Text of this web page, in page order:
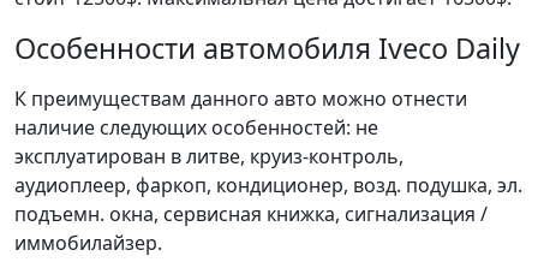
Особенности автомобиля Iveco Daily
К преимуществам данного авто можно отнести
наличие следующих особенностей: не
эксплуатирован в литве, круиз-контроль,
аудиоплеер, фаркоп, кондиционер, возд. подушка, эл.
подъемн. окна, сервисная книжка, сигнализация /
иммобилайзер.